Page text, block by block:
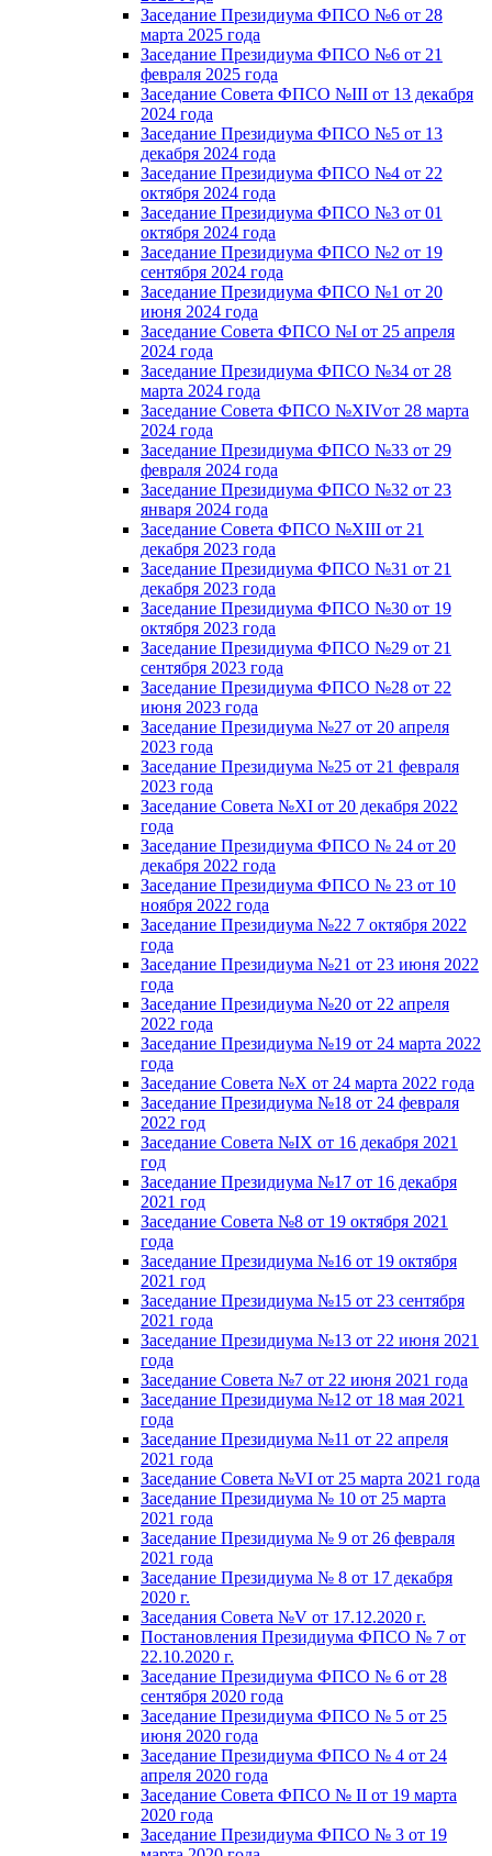
Заседание Президиума ФПСО №6 от 28
марта 2025 года
Заседание Президиума ФПСО №6 от 21
февраля 2025 года
Заседание Совета ФПСО №III от 13 декабря
2024 года
Заседание Президиума ФПСО №5 от 13
декабря 2024 года
Заседание Президиума ФПСО №4 от 22
октября 2024 года
Заседание Президиума ФПСО №3 от 01
октября 2024 года
Заседание Президиума ФПСО №2 от 19
сентября 2024 года
Заседание Президиума ФПСО №1 от 20
июня 2024 года
Заседание Совета ФПСО №I от 25 апреля
2024 года
Заседание Президиума ФПСО №34 от 28
марта 2024 года
Заседание Совета ФПСО №XIVот 28 марта
2024 года
Заседание Президиума ФПСО №33 от 29
февраля 2024 года
Заседание Президиума ФПСО №32 от 23
января 2024 года
Заседание Совета ФПСО №XIII от 21
декабря 2023 года
Заседание Президиума ФПСО №31 от 21
декабря 2023 года
Заседание Президиума ФПСО №30 от 19
октября 2023 года
Заседание Президиума ФПСО №29 от 21
сентября 2023 года
Заседание Президиума ФПСО №28 от 22
июня 2023 года
Заседание Президиума №27 от 20 апреля
2023 года
Заседание Президиума №25 от 21 февраля
2023 года
Заседание Совета №XI от 20 декабря 2022
года
Заседание Президиума ФПСО № 24 от 20
декабря 2022 года
Заседание Президиума ФПСО № 23 от 10
ноября 2022 года
Заседание Президиума №22 7 октября 2022
года
Заседание Президиума №21 от 23 июня 2022
года
Заседание Президиума №20 от 22 апреля
2022 года
Заседание Президиума №19 от 24 марта 2022
года
Заседание Совета №X от 24 марта 2022 года
Заседание Президиума №18 от 24 февраля
2022 год
Заседание Совета №IX от 16 декабря 2021
год
Заседание Президиума №17 от 16 декабря
2021 год
Заседание Совета №8 от 19 октября 2021
года
Заседание Президиума №16 от 19 октября
2021 год
Заседание Президиума №15 от 23 сентября
2021 года
Заседание Президиума №13 от 22 июня 2021
года
Заседание Совета №7 от 22 июня 2021 года
Заседание Президиума №12 от 18 мая 2021
года
Заседание Президиума №11 от 22 апреля
2021 года
Заседание Совета №VI от 25 марта 2021 года
Заседание Президиума № 10 от 25 марта
2021 года
Заседание Президиума № 9 от 26 февраля
2021 года
Заседание Президиума № 8 от 17 декабря
2020 г.
Заседания Совета №V от 17.12.2020 г.
Постановления Президиума ФПСО № 7 от
22.10.2020 г.
Заседание Президиума ФПСО № 6 от 28
сентября 2020 года
Заседание Президиума ФПСО № 5 от 25
июня 2020 года
Заседание Президиума ФПСО № 4 от 24
апреля 2020 года
Заседание Совета ФПСО № II от 19 марта
2020 года
Заседание Президиума ФПСО № 3 от 19